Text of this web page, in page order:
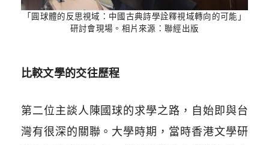
「圓球體的反思視域：中國古典詩學詮釋視域轉向的可能」
研討會現場。相片來源：聯經出版
比較文學的交往歷程
第二位主談人陳國球的求學之路，自始即與台
灣有很深的關聯。大學時期，當時香港文學研